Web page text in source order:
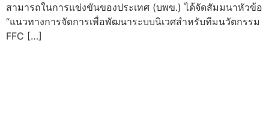
สามารถในการแข่งขันของประเทศ (บพข.) ได้จัดสัมมนาหัวข้อ
“แนวทางการจัดการเพื่อพัฒนาระบบนิเวศสำหรับทีมนวัตกรรม
FFC […]